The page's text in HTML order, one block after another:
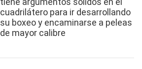
cuadrilátero para ir desarrollando
su boxeo y encaminarse a peleas
de mayor calibre